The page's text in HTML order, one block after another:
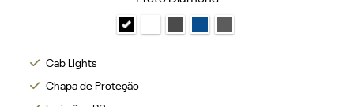
Cab Lights
Chapa de Proteção